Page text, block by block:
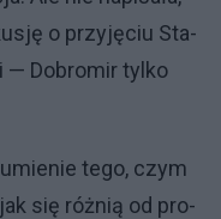
o przy­ję­ciu Sta­
— Do­bro­mir tyl­ko
te­go, czym
się róż­nią od pro­